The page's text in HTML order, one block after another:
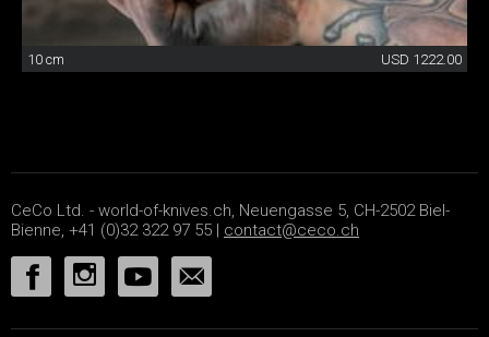
10 cm USD 1222.00
CeCo Ltd. - world-of-knives.ch, Neuengasse 5, CH-2502 Biel-
Bienne, +41 (0)32 322 97 55 | contact@ceco.ch